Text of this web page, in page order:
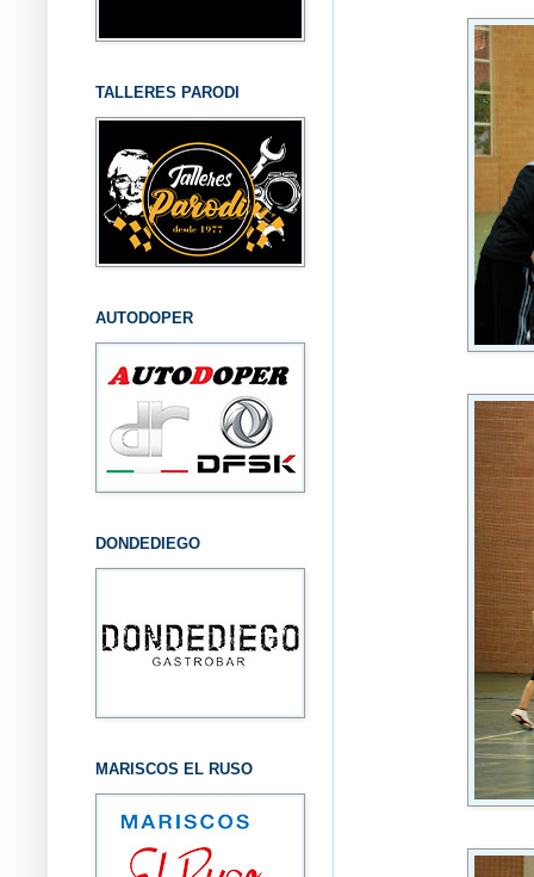
TALLERES PARODI
AUTODOPER
DONDEDIEGO
MARISCOS EL RUSO